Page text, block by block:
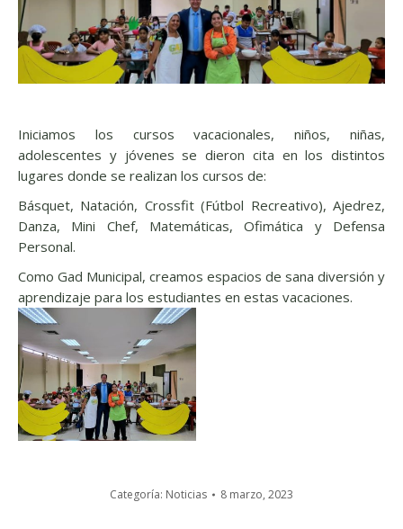
Iniciamos los cursos vacacionales, niños, niñas,
adolescentes y jóvenes se dieron cita en los distintos
lugares donde se realizan los cursos de:
Básquet, Natación, Crossfit (Fútbol Recreativo), Ajedrez,
Danza, Mini Chef, Matemáticas, Ofimática y Defensa
Personal.
Como Gad Municipal, creamos espacios de sana diversión y
aprendizaje para los estudiantes en estas vacaciones.
Categoría: Noticias 8 marzo, 2023